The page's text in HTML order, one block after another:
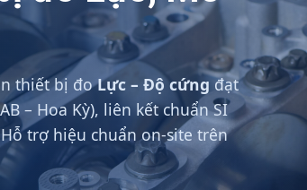
thiết bị đoLực – Độ cứng đạt
– Hoa Kỳ), liên kết chuẩn SI
trợ hiệu chuẩn on-site trên